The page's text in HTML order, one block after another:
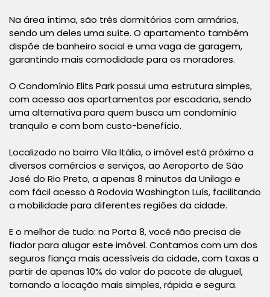
Na área íntima, são três dormitórios com armários,
sendo um deles uma suíte. O apartamento também
dispõe de banheiro social e uma vaga de garagem,
garantindo mais comodidade para os moradores.
O Condomínio Elits Park possui uma estrutura simples,
com acesso aos apartamentos por escadaria, sendo
uma alternativa para quem busca um condomínio
tranquilo e com bom custo-benefício.
Localizado no bairro Vila Itália, o imóvel está próximo a
diversos comércios e serviços, ao Aeroporto de São
José do Rio Preto, a apenas 8 minutos da Unilago e
com fácil acesso à Rodovia Washington Luís, facilitando
a mobilidade para diferentes regiões da cidade.
E o melhor de tudo: na Porta 8, você não precisa de
fiador para alugar este imóvel. Contamos com um dos
seguros fiança mais acessíveis da cidade, com taxas a
partir de apenas 10% do valor do pacote de aluguel,
tornando a locação mais simples, rápida e segura.